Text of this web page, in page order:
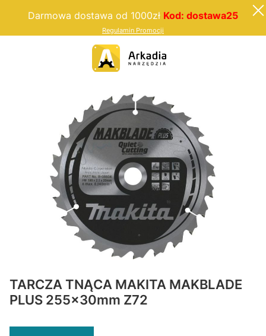
Darmowa dostawa od 1000zł Kod: dostawa25
Regulamin Promocji
TARCZA TNĄCA MAKITA MAKBLADE
PLUS 255x30mm Z72